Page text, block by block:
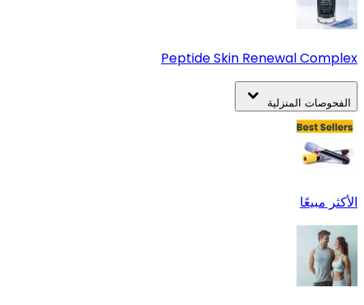
Peptide Skin Renewal Complex
الفحوصات المنزلية
الأكثر مبيعًا